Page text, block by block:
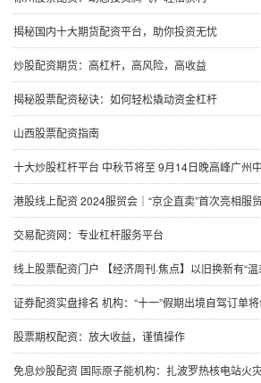
揭秘国内十大期货配资平台，助你投资无忧
炒股配资期货：高杠杆，高风险，高收益
揭秘股票配资秘诀：如何轻松撬动资金杠杆
山西股票配资指南
十大炒股杠杆平台 中秋节将至 9月14日晚高峰广州中心城
港股线上配资 2024服贸会｜“京企直卖”首次亮相服
交易配资网：专业杠杆服务平台
线上股票配资门户 【经济周刊·焦点】以旧换新有“温
证券配资实盘排名 机构：“十一”假期出境自驾订单
股票期权配资：放大收益，谨慎操作
免息炒股配资 国际原子能机构：扎波罗热核电站火